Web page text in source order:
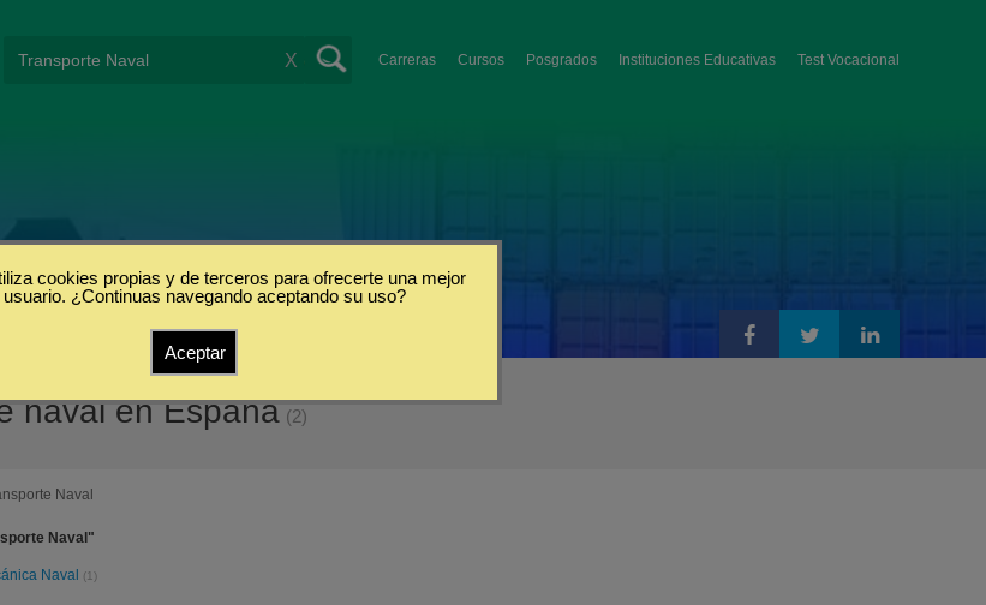
Carreras Cursos Posgrados Instituciones Educativas Test Vocacional
X
naval en España (2)
Naval
Naval"
Naval (1)
cookies propias y de terceros para ofrecerte una mejor
¿Continuas navegando aceptando su uso?
Aceptar